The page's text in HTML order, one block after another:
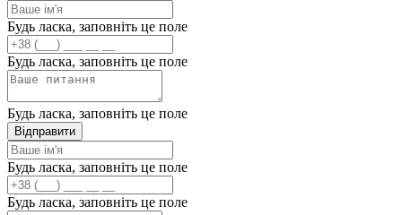
Будь ласка, заповніть це поле
Будь ласка, заповніть це поле
Будь ласка, заповніть це поле
Відправити
Будь ласка, заповніть це поле
Будь ласка, заповніть це поле